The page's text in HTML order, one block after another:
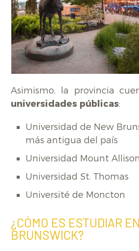
Asimismo, la provincia
universidades públicas:
Universidad de New
más antigua del país
Universidad Mount Allison
Universidad St. Thomas
Université de Moncton
¿CÓMO ES ESTUDIAR
BRUNSWICK?